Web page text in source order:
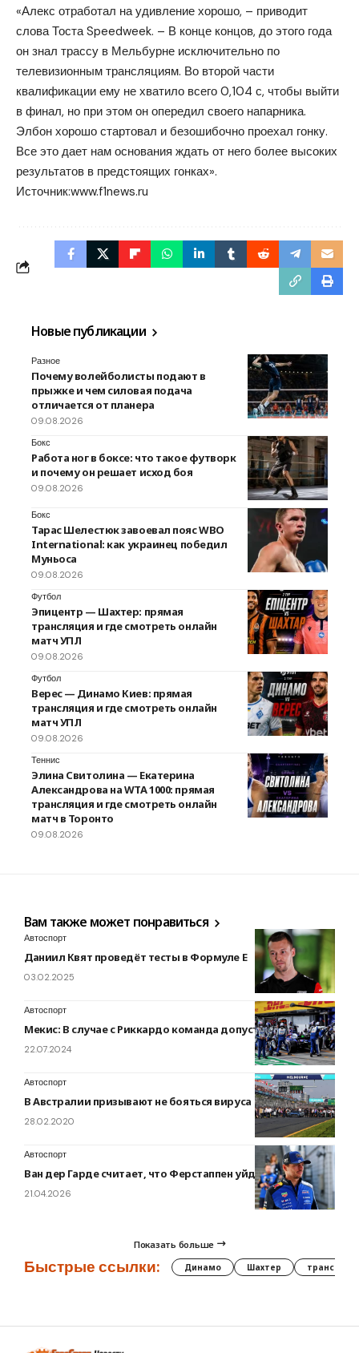
«Алекс отработал на удивление хорошо, – приводит
слова Тоста Speedweek. – В конце концов, до этого года
он знал трассу в Мельбурне исключительно по
телевизионным трансляциям. Во второй части
квалификации ему не хватило всего 0,104 с, чтобы выйти
в финал, но при этом он опередил своего напарника.
Элбон хорошо стартовал и безошибочно проехал гонку.
Все это дает нам основания ждать от него более высоких
результатов в предстоящих гонках».
Источник:www.f1news.ru
Новые публикации
Разное
Почему волейболисты подают в
прыжке и чем силовая подача
отличается от планера
09.08.2026
Бокс
Работа ног в боксе: что такое футворк
и почему он решает исход боя
09.08.2026
Бокс
Тарас Шелестюк завоевал пояс WBO
International: как украинец победил
Муньоса
09.08.2026
Футбол
Эпицентр — Шахтер: прямая
трансляция и где смотреть онлайн
матч УПЛ
09.08.2026
Футбол
Верес — Динамо Киев: прямая
трансляция и где смотреть онлайн
матч УПЛ
09.08.2026
Теннис
Элина Свитолина — Екатерина
Александрова на WTA 1000: прямая
трансляция и где смотреть онлайн
матч в Торонто
09.08.2026
Вам также может понравиться
Автоспорт
Даниил Квят проведёт тесты в Формуле Е
03.02.2025
Автоспорт
Мекис: В случае с Риккардо команда допустила ошибку
22.07.2024
Автоспорт
В Австралии призывают не бояться вируса
28.02.2020
Автоспорт
Ван дер Гарде считает, что Ферстаппен уйдёт из Red Bull
21.04.2026
Показать больше
Быстрые ссылки: Динамо Шахтер трансферы